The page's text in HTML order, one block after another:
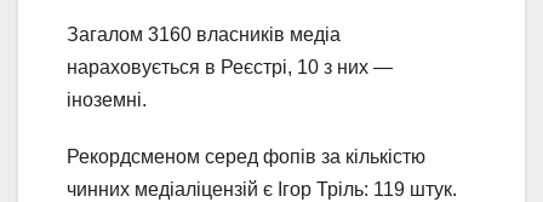
Загалом 3160 власників медіа
нараховується в Реєстрі, 10 з них —
іноземні.
Рекордсменом серед фопів за кількістю
чинних медіаліцензій є Ігор Тріль: 119 штук.